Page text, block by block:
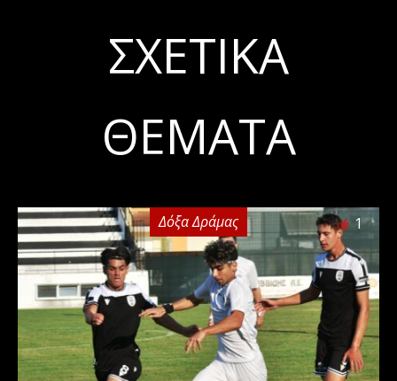
ΣΧΕΤΙΚΆ
ΘΈΜΑΤΑ
Δόξα Δράμας 1